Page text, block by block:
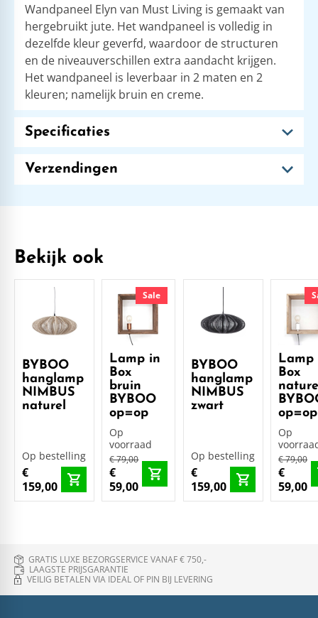
Wandpaneel Elyn van Must Living is gemaakt van
hergebruikt jute. Het wandpaneel is volledig in
dezelfde kleur geverfd, waardoor de structuren
en de niveauverschillen extra aandacht krijgen.
Het wandpaneel is leverbaar in 2 maten en 2
kleuren; namelijk bruin en creme.
Specificaties
Verzendingen
Bekijk ook
BYBOO
hanglamp
NIMBUS
naturel
Op bestelling
€
159,00
Sale
Lamp in
Box
bruin
BYBOO
op=op
Op
voorraad
€ 79,00
€
59,00
BYBOO
hanglamp
NIMBUS
zwart
Op bestelling
€
159,00
Lamp
Box
op=op
Op
€ 79,00
€
59,00
GRATIS LUXE BEZORGSERVICE VANAF € 750,-
LAAGSTE PRIJSGARANTIE
VEILIG BETALEN VIA IDEAL OF PIN BIJ LEVERING